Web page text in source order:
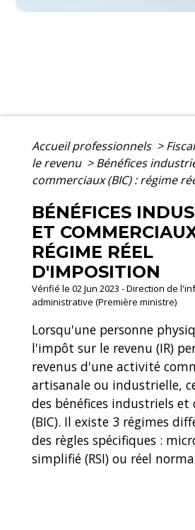
Accueil professionnels >
le revenu > Bénéfices
commerciaux (BIC) : régime
BÉNÉFICES
ET
RÉGIME RÉEL
D'IMPOSITION
Vérifié le 02 Jun 2023 - Direction de
administrative (Première ministre)
Lorsqu'une personne
l'impôt sur le revenu (IR)
revenus d'une activité
artisanale ou industrielle,
des bénéfices industriels et
(BIC). Il existe 3 régimes
des règles spécifiques :
simplifié (RSI) ou réel